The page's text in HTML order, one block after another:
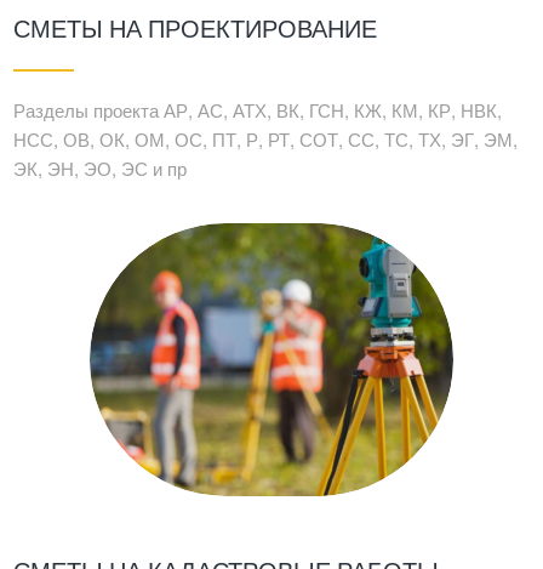
СМЕТЫ НА ПРОЕКТИРОВАНИЕ
Разделы проекта АР, АС, АТХ, ВК, ГСН, КЖ, КМ, КР, НВК,
НСС, ОВ, ОК, ОМ, ОС, ПТ, Р, РТ, СОТ, СС, ТС, ТХ, ЭГ, ЭМ,
ЭК, ЭН, ЭО, ЭС и пр